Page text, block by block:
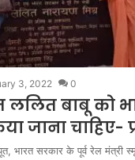
3, 2022 0
ललित बाबू को
जाना चाहिए-
भारत सरकार के पूर्व रेल मंत्री